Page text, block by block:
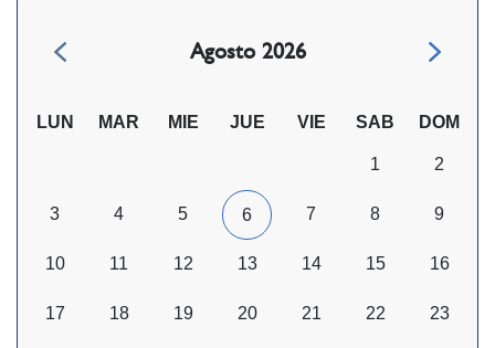
Agosto 2026
LUN MAR MIE JUE VIE SAB DOM
1 2
3 4 5 6 7 8 9
10 11 12 13 14 15 16
17 18 19 20 21 22 23